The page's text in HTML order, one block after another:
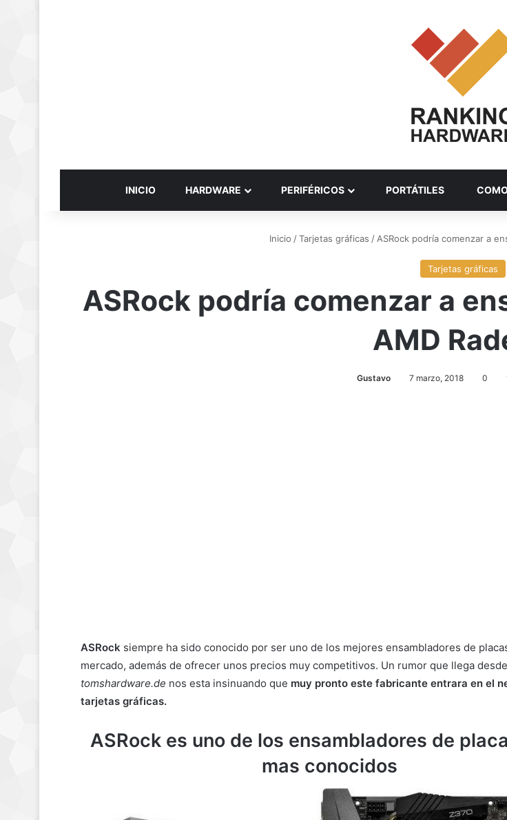
INICIO HARDWARE PERIFÉRICOS PORTÁTILES
Inicio /Tarjetas gráficas / ASRock podría comenzar a
Tarjetas gráficas
ASRock podría comenzar a
AMD
Gustavo 7 marzo, 2018 0
ASRock siempre ha sido conocido por ser uno de los mejores ensambladores de
mercado, además de ofrecer unos precios muy competitivos. Un rumor que llega
tomshardware.de nos esta insinuando que muy pronto este fabricante entrara en el
tarjetas gráficas.
ASRock es uno de los ensambladores de
mas conocidos